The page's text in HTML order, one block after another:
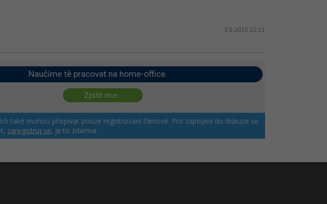
3.6.2015 22:11
Naučíme tě pracovat na home-office.
Zjistit více...
také mohou přispívat pouze registrovaní členové. Pro zapojení do diskuze se
zaregistruj se, je to zdarma.